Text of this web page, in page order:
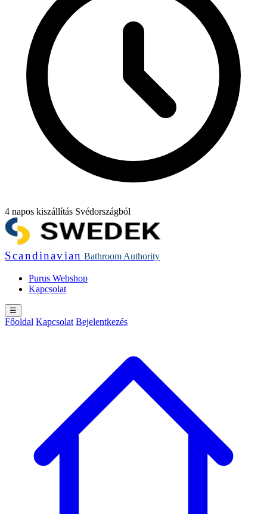
4 napos kiszállítás Svédországból
Scandinavian Bathroom Authority
Purus Webshop
Kapcsolat
☰
Főoldal Kapcsolat Bejelentkezés